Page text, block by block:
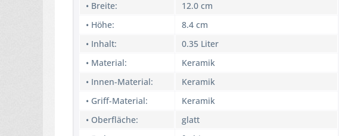
• Breite:
12.0 cm
• Höhe:
8.4 cm
• Inhalt:
0.35 Liter
• Material:
Keramik
• Innen-Material:
Keramik
• Griff-Material:
Keramik
• Oberfläche:
glatt